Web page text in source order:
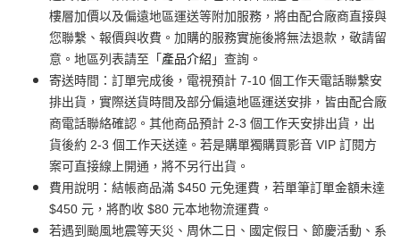
樓層加價以及偏遠地區運送等附加服務，將由配合廠商直接與
您聯繫、報價與收費。加購的服務實施後將無法退款，敬請留
意。地區列表請至「 產品介紹 」查詢。
寄送時間：訂單完成後，電視預計 7-10 個工作天電話聯繫安
排出貨，實際送貨時間及部分偏遠地區運送安排，皆由配合廠
商電話聯絡確認。其他商品預計 2-3 個工作天安排出貨，出
貨後約 2-3 個工作天送達。若是購單獨購買影音 VIP 訂閱方
案可直接線上開通，將不另行出貨。
費用說明：結帳商品滿 $450 元免運費，若單筆訂單金額未達
$450 元，將酌收 $80 元本地物流運費。
若遇到颱風地震等天災、周休二日、國定假日、節慶活動、系